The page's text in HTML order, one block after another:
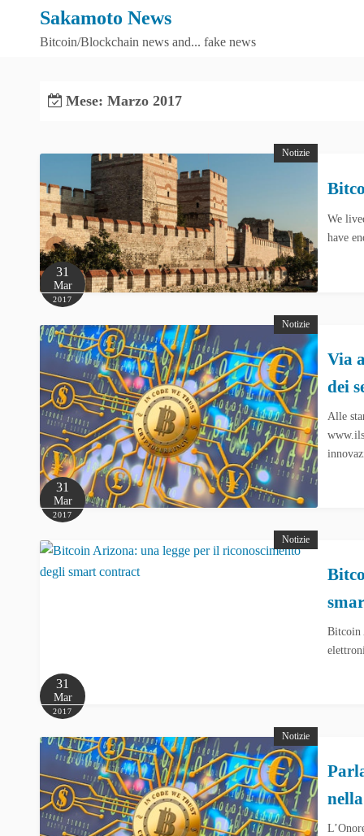
Sakamoto News
Bitcoin/Blockchain news and... fake news
Mese: Marzo 2017
Notizie
31
Mar
2017
We
have
Notizie
31
Mar
2017
Via
dei
Alle
Notizie
31
Mar
2017
Bitcoin
Notizie